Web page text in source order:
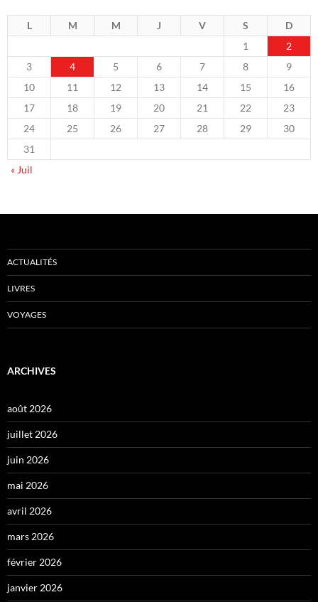
L M M J V S
D
1
2
3
4 5 6 7 8
9
10
11 12 13 14 15
16
17
18 19 20 21 22
23
24
25 26 27 28 29
30
31
« Juil
ACTUALITÉS
LIVRES
VOYAGES
ARCHIVES
août 2026
juillet 2026
juin 2026
mai 2026
avril 2026
mars 2026
février 2026
janvier 2026